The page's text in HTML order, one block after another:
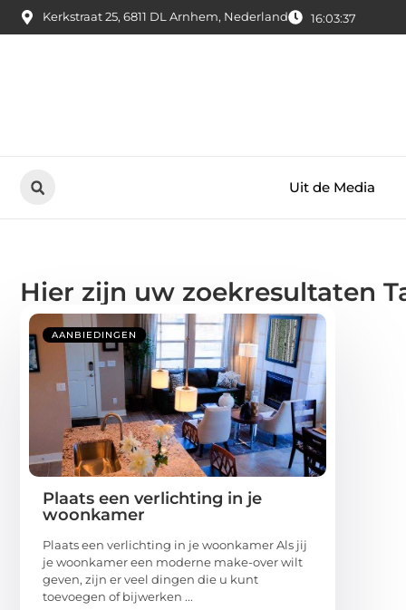
Kerkstraat 25, 6811 DL Arnhem, Nederland 16:03:37
Uit de Media
Hier zijn uw zoekresultaten
AANBIEDINGEN
Plaats een verlichting in je
woonkamer
Plaats een verlichting in je woonkamer Als jij
je woonkamer een moderne make-over wilt
geven, zijn er veel dingen die u kunt
toevoegen of bijwerken ...